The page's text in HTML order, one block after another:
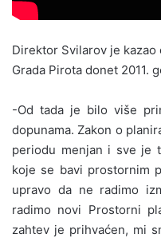
Direktor Svilarov je
Grada Pirota donet 2011.
-Od tada je bilo više
dopunama. Zakon o
periodu menjan i sve je
koje se bavi prostornim
upravo da ne radimo
radimo novi Prostorni
zahtev je prihvaćen, mi